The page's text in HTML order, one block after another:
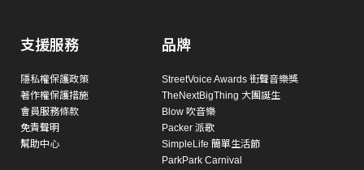
支援服務
隱私權保護政策
著作權保護措施
會員服務條款
免責聲明
幫助中心
品牌
StreetVoice Awards 街聲音樂獎
TheNextBigThing 大團誕生
Blow 吹音樂
Packer 派歌
SimpleLife 簡單生活節
ParkPark Carnival